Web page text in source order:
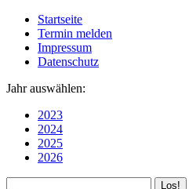
Startseite
Termin melden
Impressum
Datenschutz
Jahr auswählen:
2023
2024
2025
2026